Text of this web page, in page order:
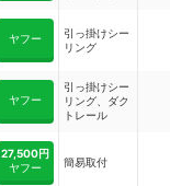
ヤフー
引っ掛けシー
リング
ヤフー
引っ掛けシー
リング、ダク
トレール
27,500円
ヤフー
簡易取付